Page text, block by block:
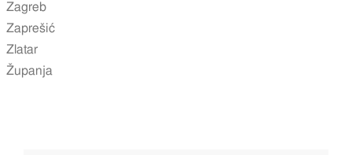
Zagreb
Zaprešić
Zlatar
Županja